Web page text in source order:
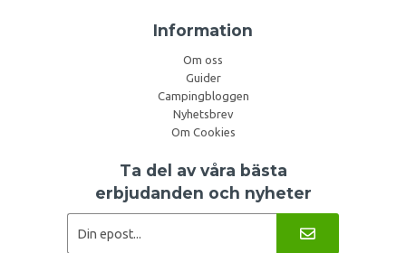
Information
Om oss
Guider
Campingbloggen
Nyhetsbrev
Om Cookies
Ta del av våra bästa
erbjudanden och nyheter